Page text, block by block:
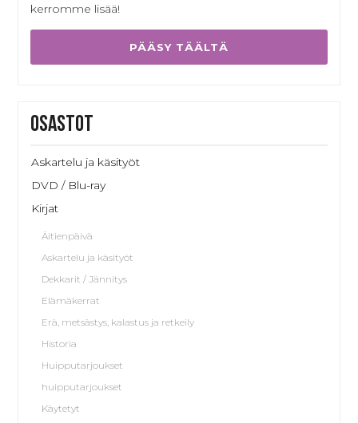
kerromme lisää!
PÄÄSY TÄÄLTÄ
Osastot
Askartelu ja käsityöt
DVD / Blu-ray
Kirjat
Äitienpäivä
Askartelu ja käsityöt
Dekkarit / Jännitys
Elämäkerrat
Erä, metsästys, kalastus ja retkeily
Historia
Huipputarjoukset
huipputarjoukset
Käytetyt